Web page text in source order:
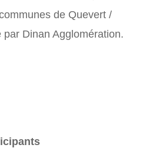
de Quevert /
Dinan Agglomération.